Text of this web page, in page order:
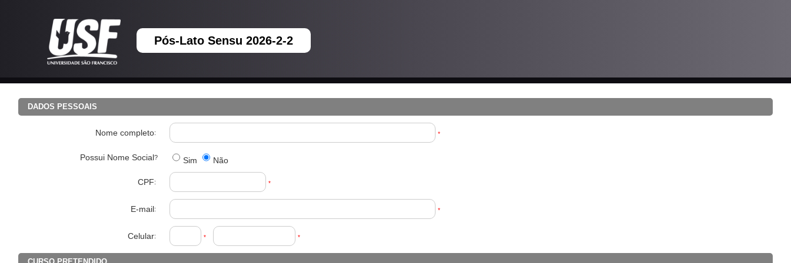
Pós-Lato Sensu 2026-2-2
DADOS PESSOAIS
Nome completo: *
Possui Nome Social? Sim Não
CPF: *
E-mail: *
Celular: * *